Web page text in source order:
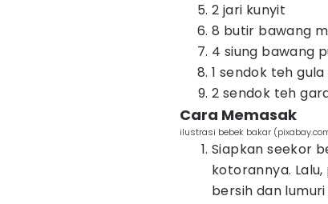
2 jari kunyit
8 butir bawang
4 siung bawang
1 sendok teh
2 sendok teh
Cara Memasak
ilustrasi bebek bakar
Siapkan seekor
kotorannya.
bersih dan